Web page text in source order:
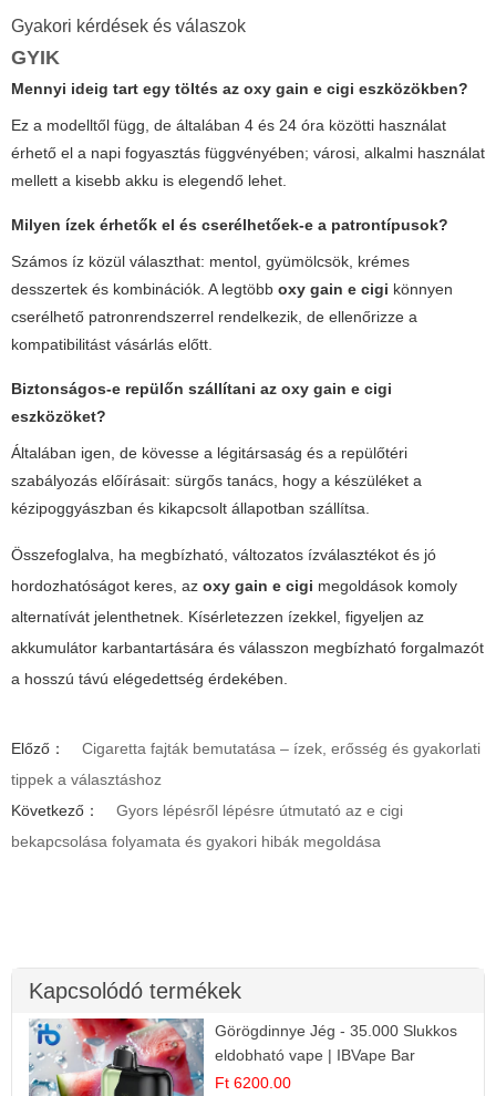
Gyakori kérdések és válaszok
GYIK
Mennyi ideig tart egy töltés az oxy gain e cigi eszközökben?
Ez a modelltől függ, de általában 4 és 24 óra közötti használat
érhető el a napi fogyasztás függvényében; városi, alkalmi használat
mellett a kisebb akku is elegendő lehet.
Milyen ízek érhetők el és cserélhetőek-e a patrontípusok?
Számos íz közül választhat: mentol, gyümölcsök, krémes
desszertek és kombinációk. A legtöbb oxy gain e cigi könnyen
cserélhető patronrendszerrel rendelkezik, de ellenőrizze a
kompatibilitást vásárlás előtt.
Biztonságos-e repülőn szállítani az oxy gain e cigi
eszközöket?
Általában igen, de kövesse a légitársaság és a repülőtéri
szabályozás előírásait: sürgős tanács, hogy a készüléket a
kézipoggyászban és kikapcsolt állapotban szállítsa.
Összefoglalva, ha megbízható, változatos ízválasztékot és jó
hordozhatóságot keres, az oxy gain e cigi megoldások komoly
alternatívát jelenthetnek. Kísérletezzen ízekkel, figyeljen az
akkumulátor karbantartására és válasszon megbízható forgalmazót
a hosszú távú elégedettség érdekében.
Előző：
Cigaretta fajták bemutatása – ízek, erősség és gyakorlati
tippek a választáshoz
Következő：
Gyors lépésről lépésre útmutató az e cigi
bekapcsolása folyamata és gyakori hibák megoldása
Kapcsolódó termékek
Görögdinnye Jég - 35.000 Slukkos
eldobható vape | IBVape Bar
Frissítő Nyári Íz
Ft 6200.00